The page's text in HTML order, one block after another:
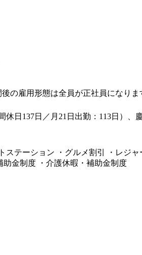
の雇用形態は全員が正社員になりま
日137日／月21日出勤：113日）
テーション ・グルメ割引 ・レジ
助金制度 ・介護休暇・補助金制度